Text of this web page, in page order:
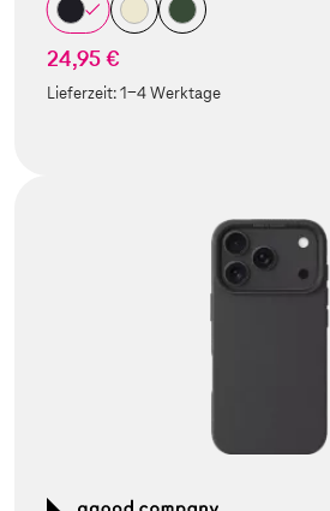
24,95 €
Lieferzeit:1-4 Werktage